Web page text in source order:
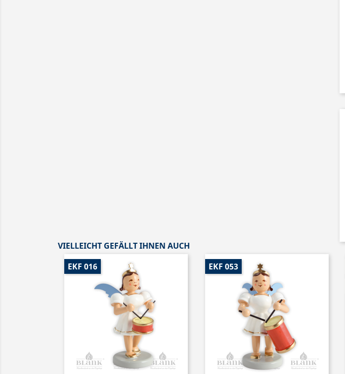
VIELLEICHT GEFÄLLT IHNEN AUCH
EKF 016 EKF 053